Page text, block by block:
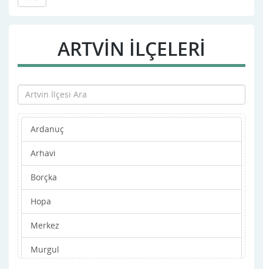
ARTVIN İLÇELERİ
Ardanuç
Arhavi
Borçka
Hopa
Merkez
Murgul